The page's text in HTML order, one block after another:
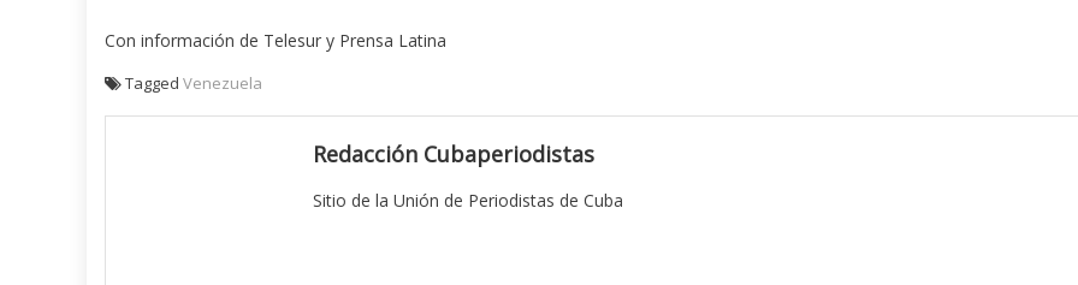
Con información de Telesur y Prensa Latina
Tagged Venezuela
Redacción Cubaperiodistas
Sitio de la Unión de Periodistas de Cuba